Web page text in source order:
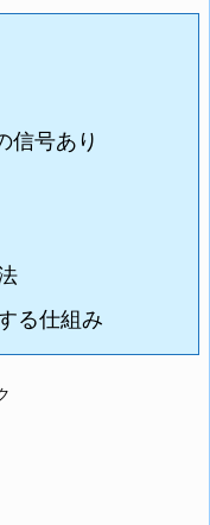
信号あり
る仕組み